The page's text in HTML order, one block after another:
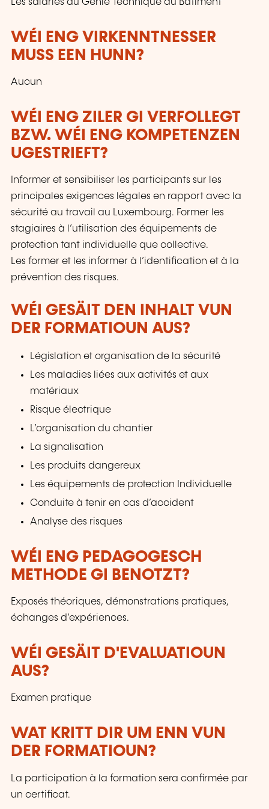
WÉI ENG VIRKENNTNESSER
MUSS EEN HUNN?
Aucun
WÉI ENG ZILER GI VERFOLLEGT
BZW. WÉI ENG KOMPETENZEN
UGESTRIEFT?
Informer et sensibiliser les participants sur les
principales exigences légales en rapport avec la
sécurité au travail au Luxembourg. Former les
stagiaires à l’utilisation des équipements de
protection tant individuelle que collective.
Les former et les informer à l’identification et à la
prévention des risques.
WÉI GESÄIT DEN INHALT VUN
DER FORMATIOUN AUS?
Législation et organisation de la sécurité
Les maladies liées aux activités et aux
matériaux
Risque électrique
L’organisation du chantier
La signalisation
Les produits dangereux
Les équipements de protection Individuelle
Conduite à tenir en cas d’accident
Analyse des risques
WÉI ENG PEDAGOGESCH
METHODE GI BENOTZT?
Exposés théoriques, démonstrations pratiques,
échanges d’expériences.
WÉI GESÄIT D'EVALUATIOUN
AUS?
Examen pratique
WAT KRITT DIR UM ENN VUN
DER FORMATIOUN?
La participation à la formation sera confirmée par
un certificat.